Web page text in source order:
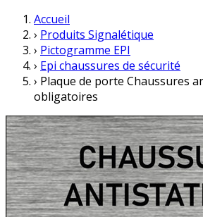
Accueil
› Produits Signalétique
› Pictogramme EPI
› Epi chaussures de sécurité
› Plaque de porte Chaussures
obligatoires